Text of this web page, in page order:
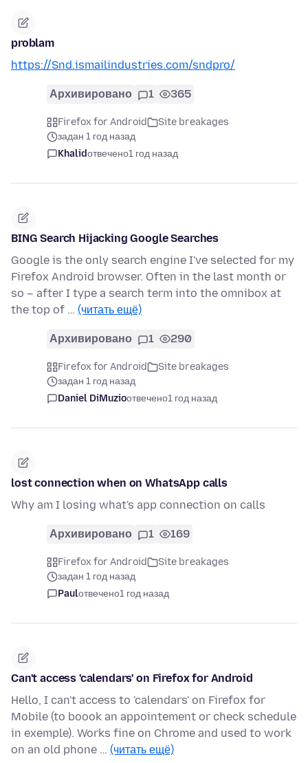
problam
https://Snd.ismailindustries.com/sndpro/
Архивировано 1 365
Firefox for Android
Site breakages
задан 1 год назад
Khalidотвечено1 год назад
BING Search Hijacking Google Searches
Google is the only search engine I've selected for my
Firefox Android browser. Often in the last month or
so – after I type a search term into the omnibox at
the top of … (читать ещё)
Архивировано 1 290
Firefox for Android
Site breakages
задан 1 год назад
Daniel DiMuzioотвечено1 год назад
lost connection when on WhatsApp calls
Why am I losing what's app connection on calls
Архивировано 1 169
Firefox for Android
Site breakages
задан 1 год назад
Paulотвечено1 год назад
Can't access 'calendars' on Firefox for Android
Hello, I can't access to 'calendars' on Firefox for
Mobile (to boook an appointement or check schedule
in exemple). Works fine on Chrome and used to work
on an old phone … (читать ещё)